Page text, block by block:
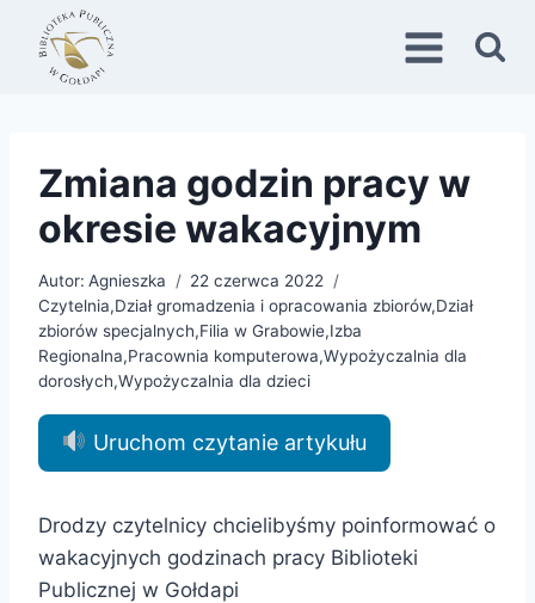
Przejdź
treści
Zmiana godzin pracy w
okresie wakacyjnym
Autor: Agnieszka
22 czerwca 2022
Czytelnia,Dział gromadzenia i opracowania zbiorów,Dział
zbiorów specjalnych,Filia w Grabowie,Izba
Regionalna,Pracownia komputerowa,Wypożyczalnia dla
dorosłych,Wypożyczalnia dla dzieci
Uruchom czytanie artykułu
Drodzy czytelnicy chcielibyśmy poinformować o
wakacyjnych godzinach pracy Biblioteki
Publicznej w Gołdapi